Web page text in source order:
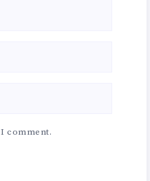
comment.